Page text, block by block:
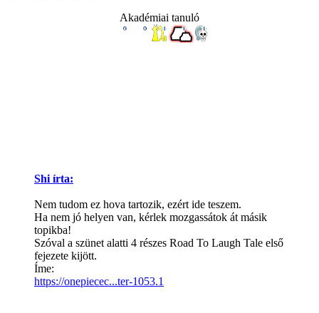
Akadémiai tanuló
Shi írta:
Nem tudom ez hova tartozik, ezért ide teszem.
Ha nem jó helyen van, kérlek mozgassátok át másik
topikba!
Szóval a szünet alatti 4 részes Road To Laugh Tale első
fejezete kijött.
Íme:
https://onepiecec...ter-1053.1